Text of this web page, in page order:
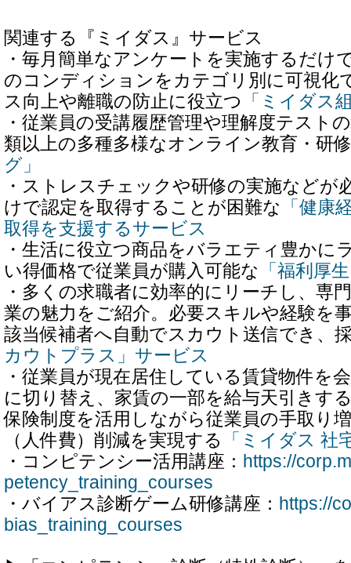
関連する『ミイダス』サービス
・毎月簡単なアンケートを実施するだけ
のコンディションをカテゴリ別に可視化
ス向上や離職の防止に役立つ
「ミイダス
・従業員の受講履歴管理や理解度テスト
類以上の多種多様なオンライン教育・研
グ」
・ストレスチェックや研修の実施などが
けで認定を取得することが困難な
「健康
取得を支援するサービス
・生活に役立つ商品をバラエティ豊かに
い得価格で従業員が購入可能な
「福利厚
・多くの求職者に効率的にリーチし、専
業の魅力をご紹介。必要スキルや経験を
該当候補者へ自動でスカウト送信でき、
カウトプラス」サービス
・従業員が現在居住している賃貸物件を
に切り替え、家賃の一部を給与天引きす
保険制度を活用しながら従業員の手取り
（人件費）削減を実現する
「ミイダス 社
・コンピテンシー活用講座： https://
petency_training_courses
・バイアス診断ゲーム研修講座： https://
bias_training_courses